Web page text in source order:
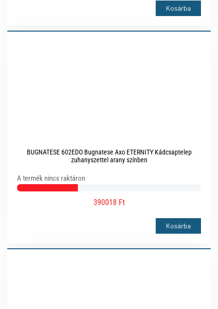
Kosárba
BUGNATESE 602EDO Bugnatese Axo ETERNITY Kádcsaptelep
zuhanyszettel arany színben
A termék nincs raktáron
390018 Ft
Kosárba